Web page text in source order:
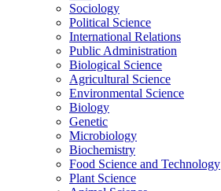
Sociology
Political Science
International Relations
Public Administration
Biological Science
Agricultural Science
Environmental Science
Biology
Genetic
Microbiology
Biochemistry
Food Science and Technology
Plant Science